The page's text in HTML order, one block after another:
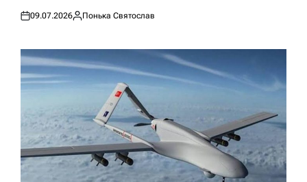
Оприлюднено
09.07.2026
Опубліковано
Понька Святослав